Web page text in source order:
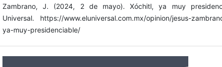
Zambrano, J. (2024, 2 de mayo). Xóchitl, ya muy
Universal. https://www.eluniversal.com.mx/opinion/jesus-
ya-muy-presidenciable/